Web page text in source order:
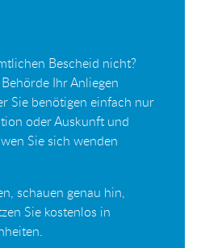
Bescheid nicht?
Ihr Anliegen
Sie benötigen einfach nur
oder Auskunft und
Sie sich wenden
schauen genau hin,
Sie kostenlos in